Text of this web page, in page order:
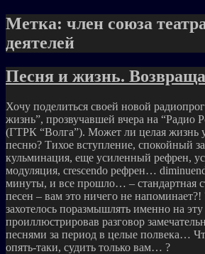
Метка: член союза
деятелей
Песня и жизнь.
Хочу поделиться своей новой
жизнь”, прозвучавшей вчера на “Радио
(ГТРК “Волга”). Может ли целая жизнь
песню? Тихое вступление, спокойный
кульминация, еще усиленный рефрен,
модуляция, crescendo рефрен…
минуты, и все прошло… – стандартная
песен – вам это ничего не
захотелось поразмышлять именно на
проиллюстрировав разговор
песнями за период в целые полвека…
опять-таки, судить только вам… ?